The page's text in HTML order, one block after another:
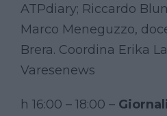
ATPdiary; Riccardo
Marco Meneguzzo,
Brera. Coordina Erika
Varesenews
h 16:00 – 18:00 –